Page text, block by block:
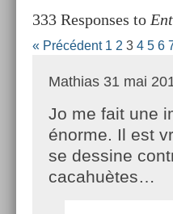
333 Responses to
« Précédent 1 2 3 4 5 6
Mathias 31 mai
Jo me fait une
énorme. Il est
se dessine
cacahuètes…